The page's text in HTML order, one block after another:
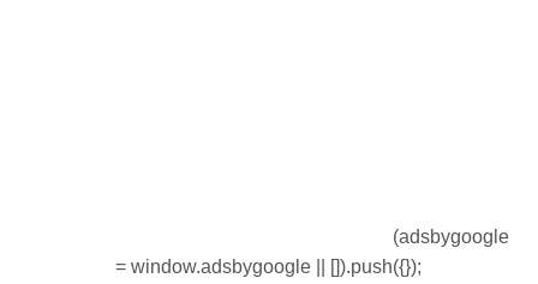
(adsbygoogle
= window.adsbygoogle || []).push({});